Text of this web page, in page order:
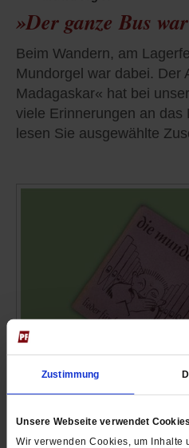
Zustimmung
Unsere Webseite verwendet Cookies
Wir verwenden Cookies, um Inhalte
»Der ganze Bus
Beim Wandern, am
Mundorgel war dabei. Der
Madagaskar« hat bei
viele Erinnerungen an das
lesen Sie ausgewählte
»Wir lagen vor